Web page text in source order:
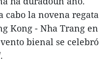
cabo la novena regata
Kong - Nha Trang en
bienal se celebró